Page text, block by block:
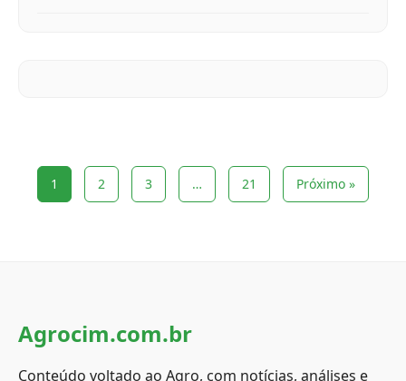
1 2 3 … 21 Próximo »
Agrocim.com.br
Conteúdo voltado ao Agro, com notícias, análises e